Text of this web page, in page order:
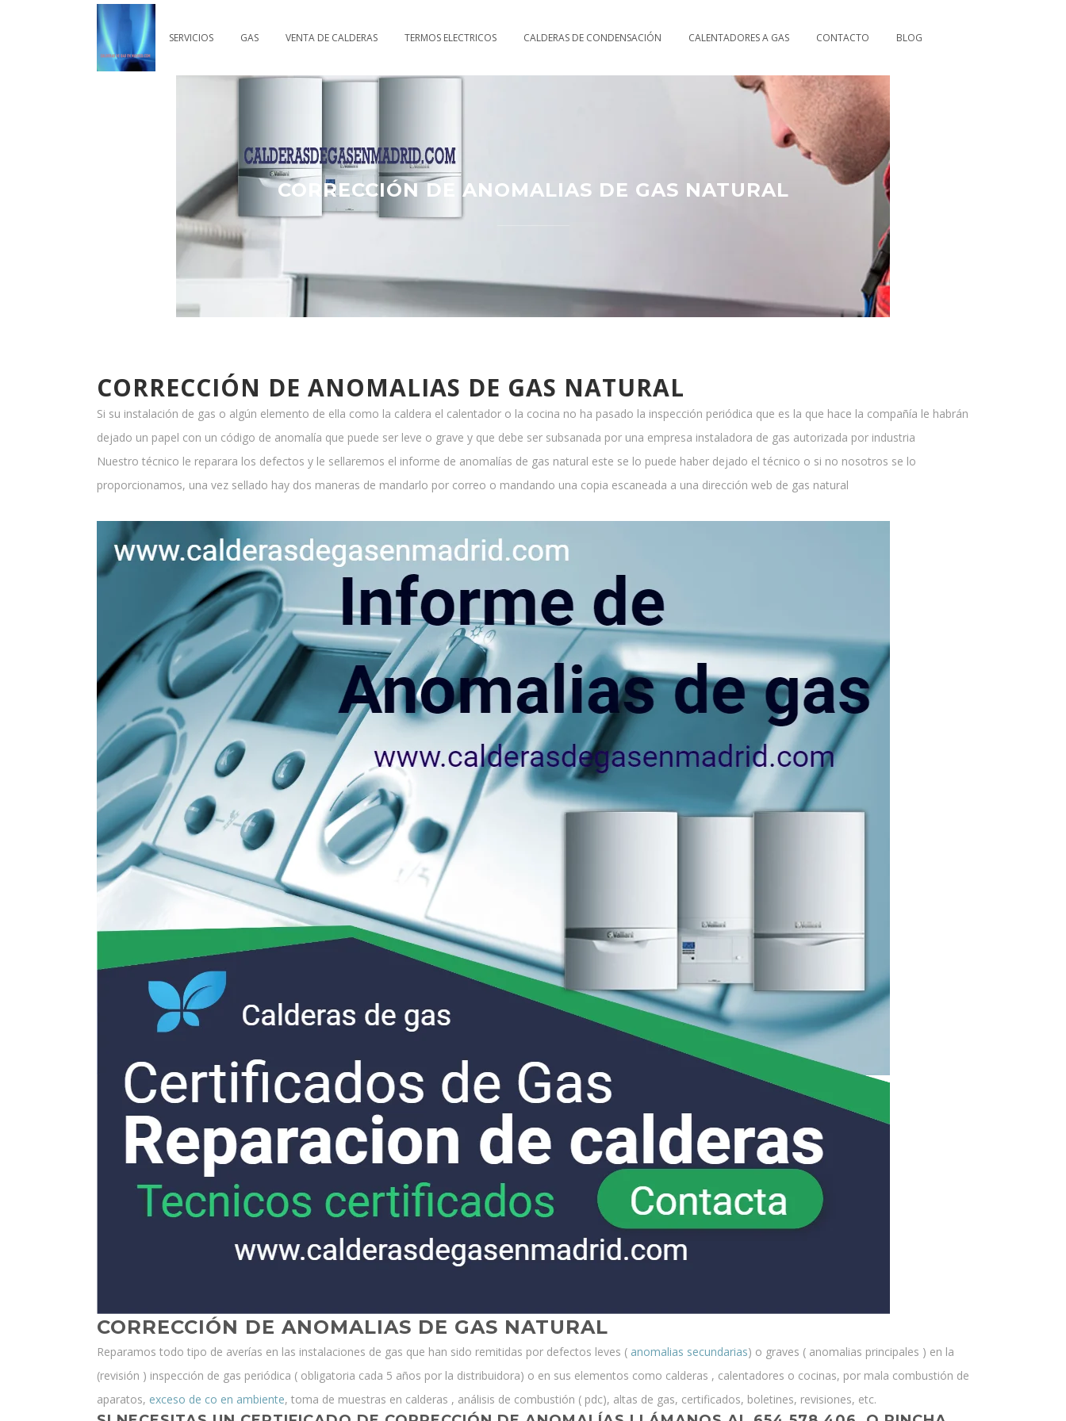
SERVICIOS GAS VENTA DE CALDERAS TERMOS ELECTRICOS CALDERAS DE CONDENSACIÓN CALENTADORES A GAS CONTACTO BLOG
CORRECCIÓN DE ANOMALIAS DE GAS NATURAL
CORRECCIÓN DE ANOMALIAS DE GAS NATURAL
Si su instalación de gas o algún elemento de ella como la caldera el calentador o la cocina no ha pasado la inspección periódica que es la que hace la compañía le habrán
dejado un papel con un código de anomalía que puede ser leve o grave y que debe ser subsanada por una empresa instaladora de gas autorizada por industria
Nuestro técnico le reparara los defectos y le sellaremos el informe de anomalías de gas natural este se lo puede haber dejado el técnico o si no nosotros se lo
proporcionamos, una vez sellado hay dos maneras de mandarlo por correo o mandando una copia escaneada a una dirección web de gas natural
CORRECCIÓN DE ANOMALIAS DE GAS NATURAL
Reparamos todo tipo de averías en las instalaciones de gas que han sido remitidas por defectos leves ( anomalias secundarias) o graves ( anomalias principales ) en la
(revisión ) inspección de gas periódica ( obligatoria cada 5 años por la distribuidora) o en sus elementos como calderas , calentadores o cocinas, por mala combustión de
aparatos, exceso de co en ambiente, toma de muestras en calderas , análisis de combustión ( pdc), altas de gas, certificados, boletines, revisiones, etc.